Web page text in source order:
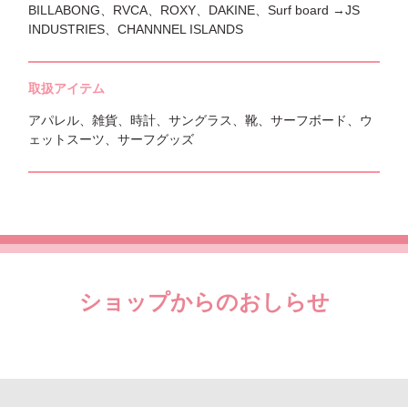
BILLABONG、RVCA、ROXY、DAKINE、Surf board →JS
INDUSTRIES、CHANNNEL ISLANDS
取扱アイテム
アパレル、雑貨、時計、サングラス、靴、サーフボード、ウ
ェットスーツ、サーフグッズ
ショップからのおしらせ